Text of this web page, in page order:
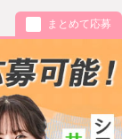
まとめて応募